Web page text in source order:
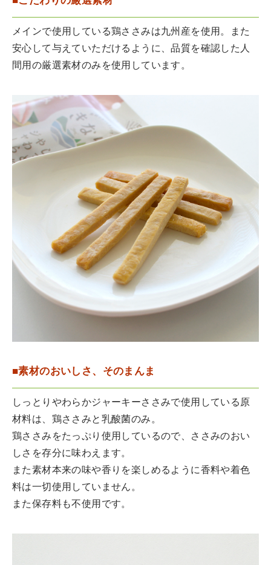
メインで使用している鶏ささみは九州産を使用。また
安心して与えていただけるように、品質を確認した人
間用の厳選素材のみを使用しています。
■素材のおいしさ、そのまんま
しっとりやわらかジャーキーささみで使用している原
材料は、鶏ささみと乳酸菌のみ。
鶏ささみをたっぷり使用しているので、ささみのおい
しさを存分に味わえます。
また素材本来の味や香りを楽しめるように香料や着色
料は一切使用していません。
また保存料も不使用です。